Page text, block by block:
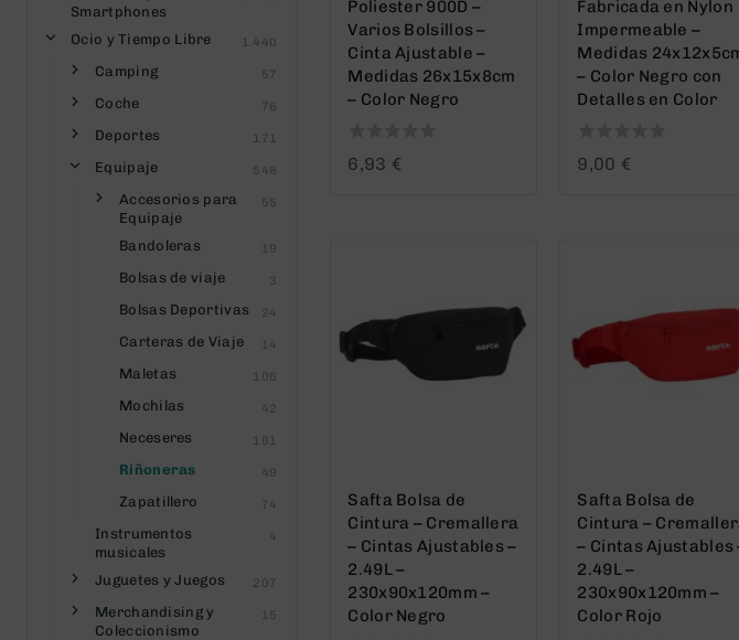
Poliester 900D –
Varios Bolsillos –
Cinta Ajustable –
Medidas 26x15x8cm
– Color Negro
0
6,93 €
Fabricada en Nylon
Impermeable –
Medidas
– Color Negro con
Detalles en Color
0
9,00 €
Safta Bolsa de
Cintura – Cremallera
– Cintas Ajustables –
2.49L –
230x90x120mm –
Color Negro
Safta Bolsa de
Cintura –
– Cintas Ajustables
2.49L –
230x90x120mm –
Color Rojo
Smartphones
Ocio y Tiempo Libre 1.440
Camping 57
Coche 76
Deportes 171
Equipaje 548
Accesorios para
Equipaje
55
Bandoleras 19
Bolsas de viaje 3
Bolsas Deportivas 24
Carteras de Viaje 14
Maletas 106
Mochilas 42
Neceseres 161
Riñoneras 49
Zapatillero 74
Instrumentos
musicales
4
Juguetes y Juegos 207
Merchandising y
Coleccionismo
15